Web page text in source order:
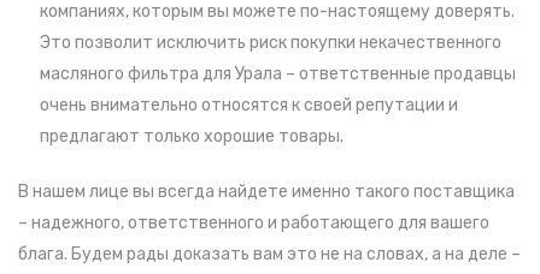
компаниях, которым вы можете по-настоящему доверять.
Это позволит исключить риск покупки некачественного
масляного фильтра для Урала – ответственные продавцы
очень внимательно относятся к своей репутации и
предлагают только хорошие товары.
В нашем лице вы всегда найдете именно такого поставщика
– надежного, ответственного и работающего для вашего
блага. Будем рады доказать вам это не на словах, а на деле –